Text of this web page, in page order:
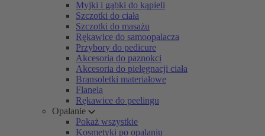
Myjki i gąbki do kąpieli
Szczotki do ciała
Szczotki do masażu
Rękawice do samoopalacza
Przybory do pedicure
Akcesoria do paznokci
Akcesoria do pielęgnacji ciała
Bransoletki materiałowe
Flanela
Rękawice do peelingu
Opalanie
Pokaż wszystkie
Kosmetyki po opalaniu